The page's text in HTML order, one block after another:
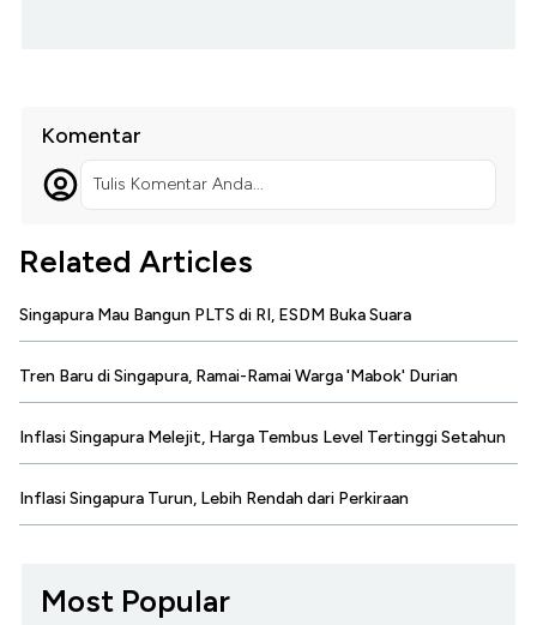
Komentar
Tulis Komentar Anda...
Related Articles
Singapura Mau Bangun PLTS di RI, ESDM Buka Suara
Tren Baru di Singapura, Ramai-Ramai Warga 'Mabok' Durian
Inflasi Singapura Melejit, Harga Tembus Level Tertinggi Setahun
Inflasi Singapura Turun, Lebih Rendah dari Perkiraan
Most Popular